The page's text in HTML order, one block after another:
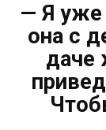
— Я уже
она с
даче